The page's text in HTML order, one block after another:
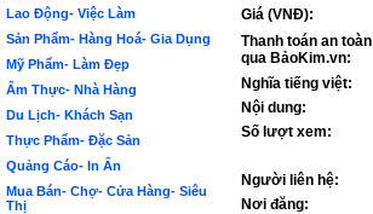
Lao Động- Việc Làm
Sản Phẩm- Hàng Hoá- Gia Dụng
Mỹ Phẩm- Làm Đẹp
Ẩm Thực- Nhà Hàng
Du Lịch- Khách Sạn
Thực Phẩm- Đặc Sản
Quảng Cáo- In Ấn
Mua Bán- Chợ- Cửa Hàng- Siêu
Thị
Giá (VNĐ):
Thanh toán an toàn
qua BảoKim.vn:
Nghĩa tiếng việt:
Nội dung:
Số lượt xem:
Người liên hệ:
Nơi đăng: